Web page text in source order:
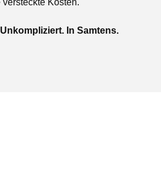
versteckte Kosten.
In Samtens.